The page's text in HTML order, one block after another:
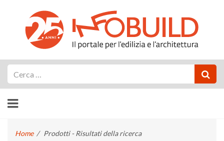
Home / Prodotti - Risultati della ricerca